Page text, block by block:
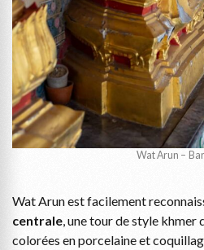
Wat Arun –
Wat Arun est facilement
centrale, une tour de style khmer
colorées en porcelaine et